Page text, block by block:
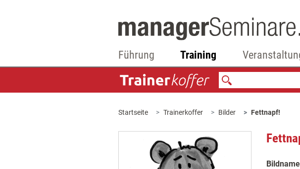
Führung Training
Startseite Trainerkoffer Bilder Fettnapf!